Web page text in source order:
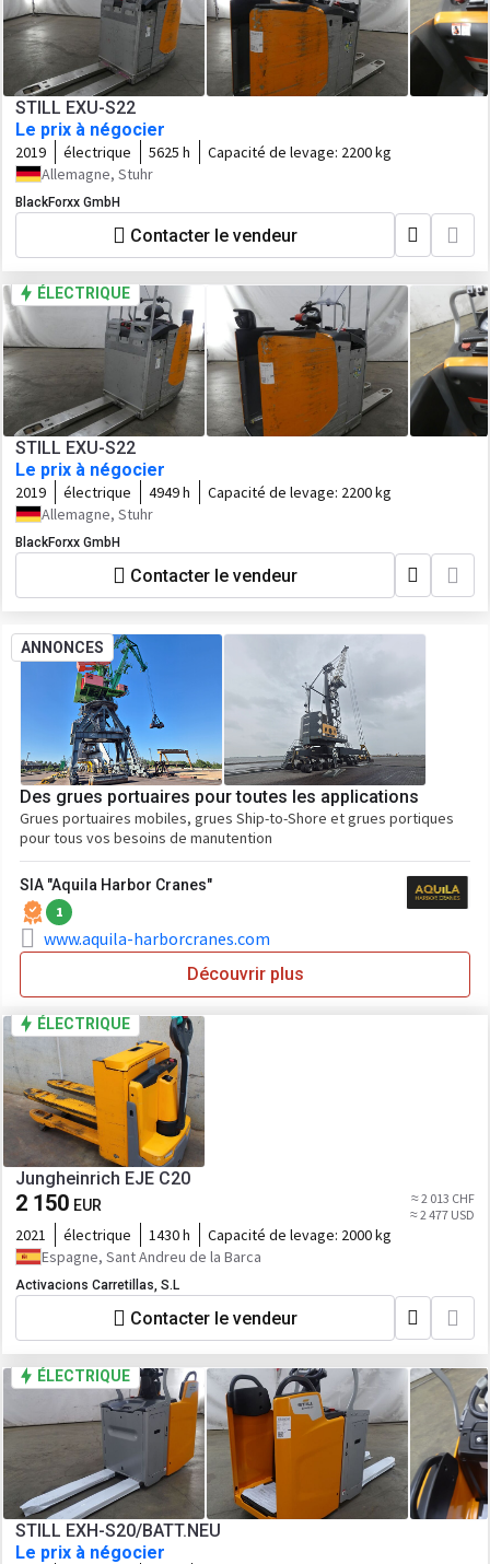
STILL EXU-S22
Le prix à négocier
2019 électrique 5625 h Capacité de levage: 2200 kg
Allemagne, Stuhr
BlackForxx GmbH
Contacter le vendeur
ÉLECTRIQUE
STILL EXU-S22
Le prix à négocier
2019 électrique 4949 h Capacité de levage: 2200 kg
Allemagne, Stuhr
BlackForxx GmbH
Contacter le vendeur
ANNONCES
Des grues portuaires pour toutes les applications
Grues portuaires mobiles, grues Ship-to-Shore et grues portiques
pour tous vos besoins de manutention
SIA "Aquila Harbor Cranes"
1
www.aquila-harborcranes.com
Découvrir plus
ÉLECTRIQUE
Jungheinrich EJE C20
2 150 EUR
≈ 2 013 CHF
≈ 2 477 USD
2021 électrique 1430 h Capacité de levage: 2000 kg
Espagne, Sant Andreu de la Barca
Activacions Carretillas, S.L
Contacter le vendeur
ÉLECTRIQUE
STILL EXH-S20/BATT.NEU
Le prix à négocier